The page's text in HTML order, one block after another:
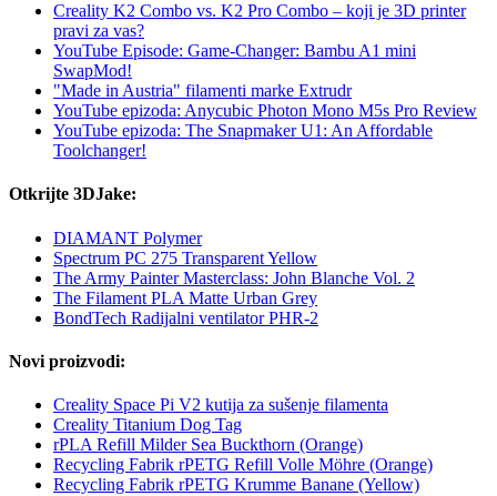
Creality K2 Combo vs. K2 Pro Combo – koji je 3D printer
pravi za vas?
YouTube Episode: Game-Changer: Bambu A1 mini
SwapMod!
"Made in Austria" filamenti marke Extrudr
YouTube epizoda: Anycubic Photon Mono M5s Pro Review
YouTube epizoda: The Snapmaker U1: An Affordable
Toolchanger!
Otkrijte 3DJake:
DIAMANT Polymer
Spectrum PC 275 Transparent Yellow
The Army Painter Masterclass: John Blanche Vol. 2
The Filament PLA Matte Urban Grey
BondTech Radijalni ventilator PHR-2
Novi proizvodi:
Creality Space Pi V2 kutija za sušenje filamenta
Creality Titanium Dog Tag
rPLA Refill Milder Sea Buckthorn (Orange)
Recycling Fabrik rPETG Refill Volle Möhre (Orange)
Recycling Fabrik rPETG Krumme Banane (Yellow)